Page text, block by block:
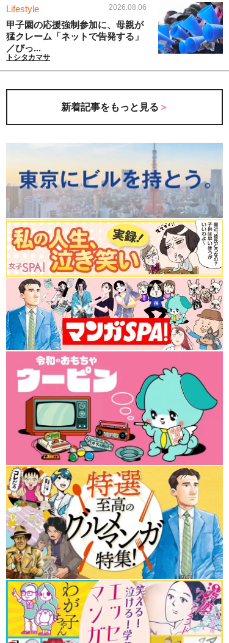
Lifestyle 2026.08.06
甲子園の応援強制参加に、母親が
猛クレーム「ネットで告発する」
／びっ...
トシタカマサ
新着記事をもっと見る